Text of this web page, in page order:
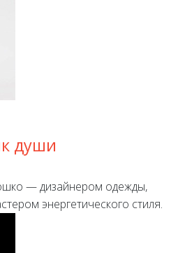
души
— дизайнером одежды,
энергетического стиля.